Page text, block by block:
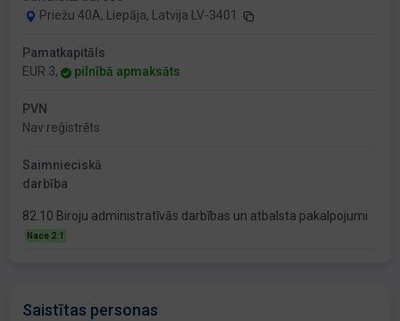
Priežu 40A, Liepāja, Latvija LV-3401
Pamatkapitāls
EUR 3,
pilnībā apmaksāts
PVN
Nav reģistrēts
Saimnieciskā
darbība
82.10 Biroju administratīvās darbības un atbalsta pakalpojumi
Nace 2.1
Saistītas personas